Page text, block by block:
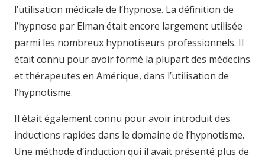
l’utilisation médicale de l’hypnose. La définition de
l’hypnose par Elman était encore largement utilisée
parmi les nombreux hypnotiseurs professionnels. Il
était connu pour avoir formé la plupart des médecins
et thérapeutes en Amérique, dans l’utilisation de
l’hypnotisme.
Il était également connu pour avoir introduit des
inductions rapides dans le domaine de l’hypnotisme.
Une méthode d’induction qui il avait présenté plus de